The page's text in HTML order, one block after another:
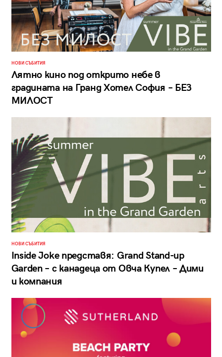
НОВИ СЪБИТИЯ
Лятно кино под открито небе в
градината на Гранд Хотел София – БЕЗ
МИЛОСТ
НОВИ СЪБИТИЯ
Inside Joke представя: Grand Stand-up
Garden – с канадеца от Овча Купел – Дими
и компания